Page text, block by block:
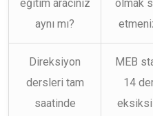
eğitim aracınız
aynı mı?
olmak
Direksiyon
dersleri tam
saatinde
MEB
14